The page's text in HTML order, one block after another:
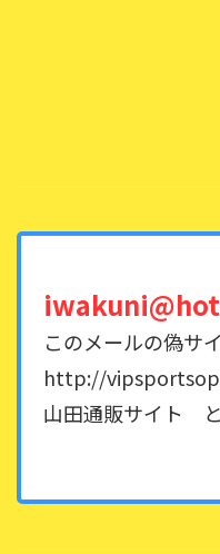
このメールの偽サ
http://
山田通販サイト